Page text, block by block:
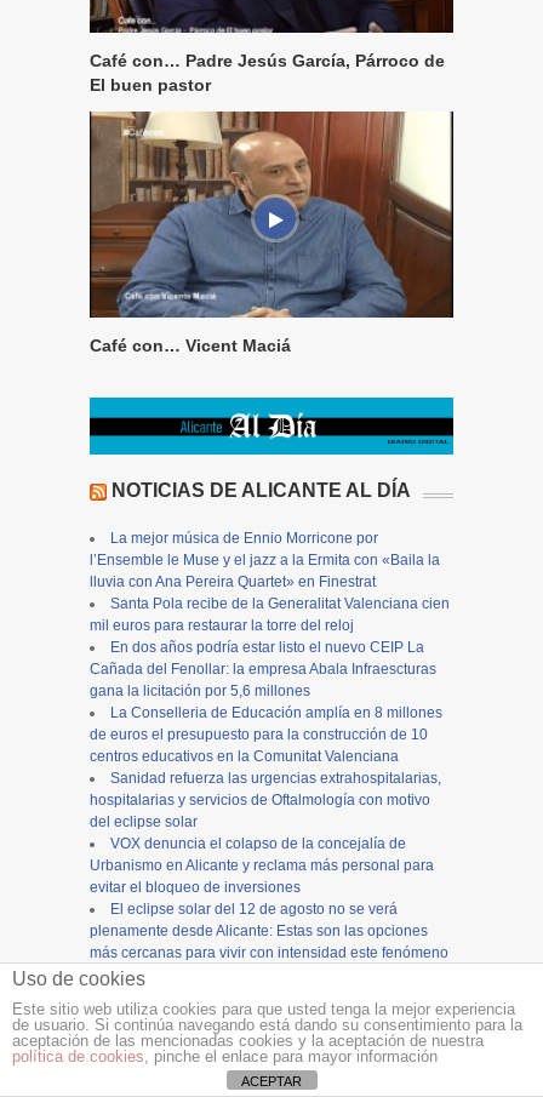
Café con… Padre Jesús García, Párroco de
El buen pastor
Café con… Vicent Maciá
NOTICIAS DE ALICANTE AL DÍA
La mejor música de Ennio Morricone por
l’Ensemble le Muse y el jazz a la Ermita con «Baila la
lluvia con Ana Pereira Quartet» en Finestrat
Santa Pola recibe de la Generalitat Valenciana cien
mil euros para restaurar la torre del reloj
En dos años podría estar listo el nuevo CEIP La
Cañada del Fenollar: la empresa Abala Infraescturas
gana la licitación por 5,6 millones
La Conselleria de Educación amplía en 8 millones
de euros el presupuesto para la construcción de 10
centros educativos en la Comunitat Valenciana
Sanidad refuerza las urgencias extrahospitalarias,
hospitalarias y servicios de Oftalmología con motivo
del eclipse solar
VOX denuncia el colapso de la concejalía de
Urbanismo en Alicante y reclama más personal para
evitar el bloqueo de inversiones
El eclipse solar del 12 de agosto no se verá
plenamente desde Alicante: Estas son las opciones
más cercanas para vivir con intensidad este fenómeno
astronómico
del semáforo que el Ayuntamiento le pidió al día
siguiente de precintar Tambora
PSOE, Compromís, Per El Campello y Esquerra
Unida rechazan ampliar el vertedero de Les Canyades
Uso de cookies
Este sitio web utiliza cookies para que usted tenga la mejor experiencia
de usuario. Si continúa navegando está dando su consentimiento para la
aceptación de las mencionadas cookies y la aceptación de nuestra
política de cookies, pinche el enlace para mayor información
ACEPTAR